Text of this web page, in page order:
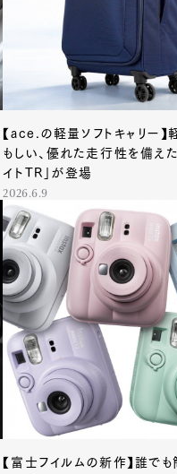
Pen Membership
Pen Meet
【ace.の軽量ソフトキャリー】
もしい、優れた走行性を備えた
イトTR」が登場
2026.6.9
【富士フイルムの新作】誰で